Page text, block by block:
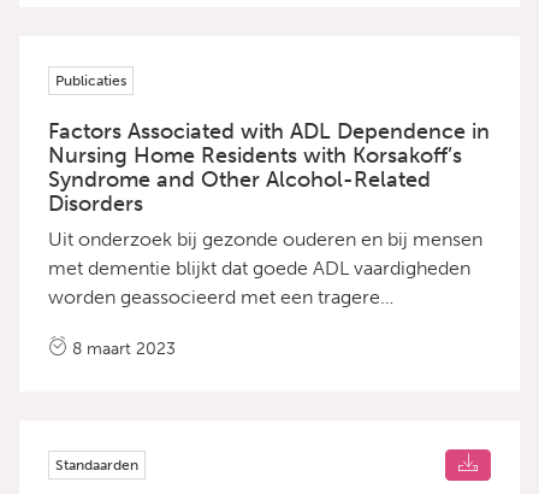
Publicaties
Factors Associated with ADL Dependence in
Nursing Home Residents with Korsakoff’s
Syndrome and Other Alcohol-Related
Disorders
Uit onderzoek bij gezonde ouderen en bij mensen
met dementie blijkt dat goede ADL vaardigheden
worden geassocieerd met een tragere
kwaliteit van leven, emotioneel welzijn, cognitief
kennis over het dagelijks functioneren, de
8 maart 2023
Standaarden